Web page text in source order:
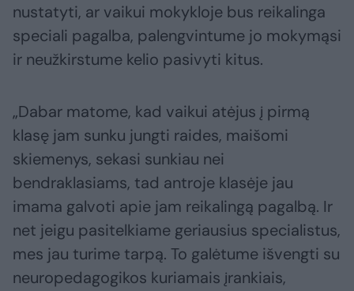
nustatyti, ar vaikui mokykloje bus reikalinga
speciali pagalba, palengvintume jo mokymąsi
ir neužkirstume kelio pasivyti kitus.
„Dabar matome, kad vaikui atėjus į pirmą
klasę jam sunku jungti raides, maišomi
skiemenys, sekasi sunkiau nei
bendraklasiams, tad antroje klasėje jau
imama galvoti apie jam reikalingą pagalbą. Ir
net jeigu pasitelkiame geriausius specialistus,
mes jau turime tarpą. To galėtume išvengti su
neuropedagogikos kuriamais įrankiais,